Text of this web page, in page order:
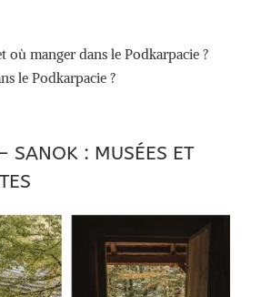
où manger dans le Podkarpacie ?
le Podkarpacie ?
SANOK : MUSÉES ET